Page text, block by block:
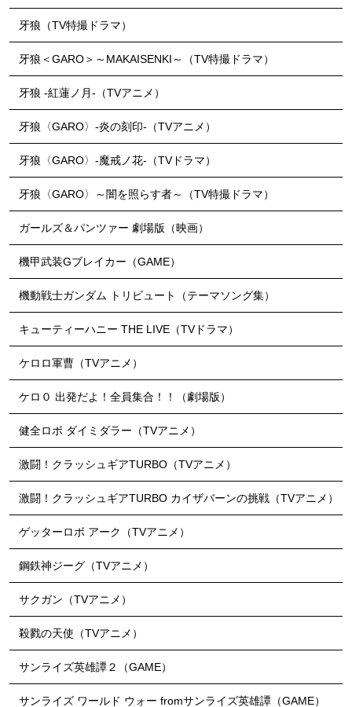
牙狼（TV特撮ドラマ）
牙狼＜GARO＞～MAKAISENKI～（TV特撮ドラマ）
牙狼 -紅蓮ノ月-（TVアニメ）
牙狼〈GARO〉-炎の刻印-（TVアニメ）
牙狼〈GARO〉-魔戒ノ花-（TVドラマ）
牙狼〈GARO〉～闇を照らす者～（TV特撮ドラマ）
ガールズ＆パンツァー 劇場版（映画）
機甲武装Gブレイカー（GAME）
機動戦士ガンダム トリビュート（テーマソング集）
キューティーハニー THE LIVE（TVドラマ）
ケロロ軍曹（TVアニメ）
ケロ０ 出発だよ！全員集合！！（劇場版）
健全ロボ ダイミダラー（TVアニメ）
激闘！クラッシュギアTURBO（TVアニメ）
激闘！クラッシュギアTURBO カイザバーンの挑戦（TVアニメ）
ゲッターロボ アーク（TVアニメ）
鋼鉄神ジーグ（TVアニメ）
サクガン（TVアニメ）
殺戮の天使（TVアニメ）
サンライズ英雄譚２（GAME）
サンライズ ワールド ウォー fromサンライズ英雄譚（GAME）